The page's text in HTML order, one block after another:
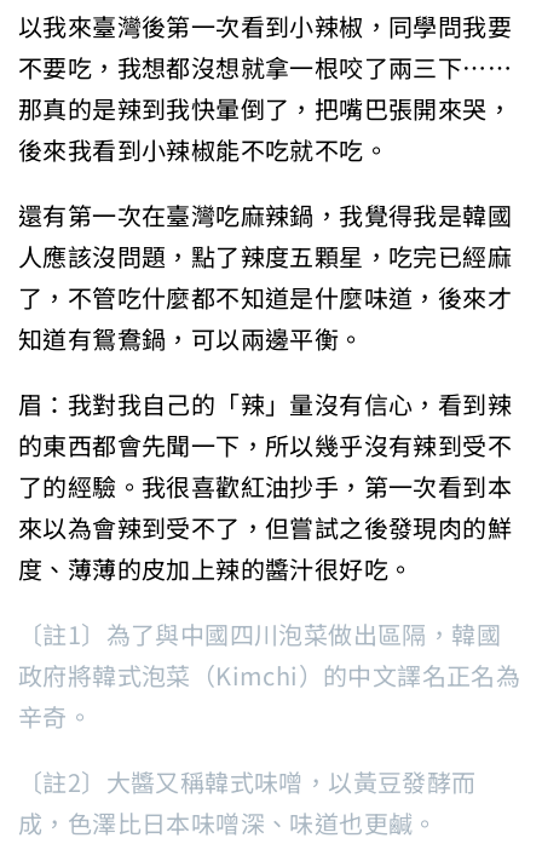
以我來臺灣後第一次看到小辣椒，同學問我要
不要吃，我想都沒想就拿一根咬了兩三下……
那真的是辣到我快暈倒了，把嘴巴張開來哭，
後來我看到小辣椒能不吃就不吃。
還有第一次在臺灣吃麻辣鍋，我覺得我是韓國
人應該沒問題，點了辣度五顆星，吃完已經麻
了，不管吃什麼都不知道是什麼味道，後來才
知道有鴛鴦鍋，可以兩邊平衡。
眉：我對我自己的「辣」量沒有信心，看到辣
的東西都會先聞一下，所以幾乎沒有辣到受不
了的經驗。我很喜歡紅油抄手，第一次看到本
來以為會辣到受不了，但嘗試之後發現肉的鮮
度、薄薄的皮加上辣的醬汁很好吃。
〔註1〕為了與中國四川泡菜做出區隔，韓國
政府將韓式泡菜（Kimchi）的中文譯名正名為
辛奇。
〔註2〕大醬又稱韓式味噌，以黃豆發酵而
成，色澤比日本味噌深、味道也更鹹。